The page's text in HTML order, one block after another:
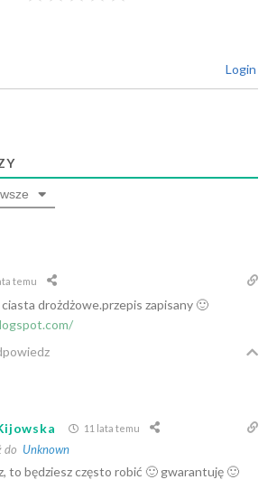
Login
temu
drożdżowe.przepis zapisany 🙂
11 lata temu
do Unknown
to będziesz często robić 🙂 gwarantuję 🙂